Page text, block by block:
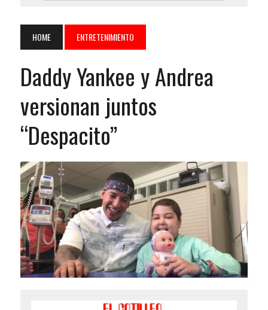
HOME ENTRETENIMIENTO
Daddy Yankee y Andrea
versionan juntos
“Despacito”